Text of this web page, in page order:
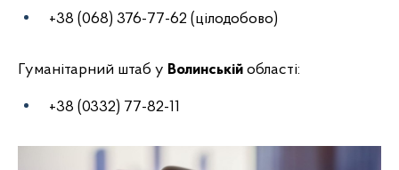
+38 (068) 376-77-62 (цілодобово)
Гуманітарний штаб у Волинській області:
+38 (0332) 77-82-11